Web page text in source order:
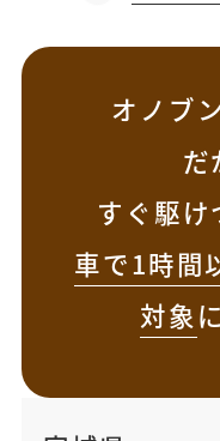
オノブ
だ
すぐ駆け
車で1時間
対象